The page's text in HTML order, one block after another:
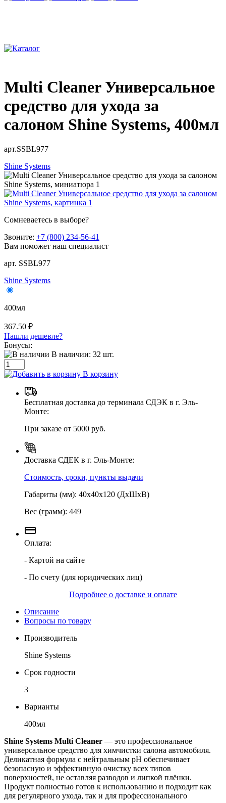
Multi Cleaner Универсальное
средство для ухода за
салоном Shine Systems, 400мл
арт.SSBL977
Shine Systems
Сомневаетесь в выборе?
Звоните: +7 (800) 234-56-41
Вам поможет наш специалист
арт. SSBL977
Shine Systems
400мл
367.50 ₽
Нашли дешевле?
Бонусы:
В наличии: 32 шт.
В корзину
Бесплатная доставка до терминала СДЭК в г. Эль-
Монте:
При заказе от 5000 руб.
Доставка СДЕК в г. Эль-Монте:
Стоимость, сроки, пункты выдачи
Габариты (мм): 40х40х120 (ДхШхВ)
Вес (грамм): 449
Оплата:
- Картой на сайте
- По счету (для юридических лиц)
Подробнее о доставке и оплате
Описание
Вопросы по товару
Производитель
Shine Systems
Срок годности
3
Варианты
400мл
Shine Systems Multi Cleaner — это профессиональное
универсальное средство для химчистки салона автомобиля.
Деликатная формула с нейтральным pH обеспечивает
безопасную и эффективную очистку всех типов
поверхностей, не оставляя разводов и липкой плёнки.
Продукт полностью готов к использованию и подходит как
для регулярного ухода, так и для профессионального